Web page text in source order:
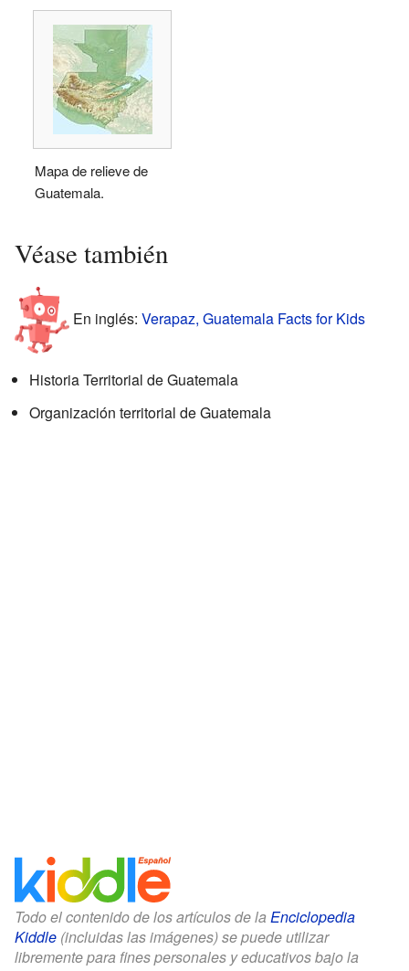
Mapa de relieve de
Guatemala.
Véase también
En inglés: Verapaz, Guatemala Facts for Kids
Historia Territorial de Guatemala
Organización territorial de Guatemala
Todo el contenido de los artículos de la Enciclopedia
Kiddle (incluidas las imágenes) se puede utilizar
libremente para fines personales y educativos bajo la